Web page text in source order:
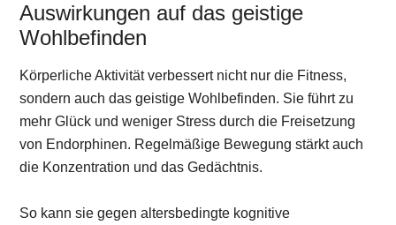
Auswirkungen auf das geistige
Wohlbefinden
Körperliche Aktivität verbessert nicht nur die Fitness,
sondern auch das geistige Wohlbefinden. Sie führt zu
mehr Glück und weniger Stress durch die Freisetzung
von Endorphinen. Regelmäßige Bewegung stärkt auch
die Konzentration und das Gedächtnis.
So kann sie gegen altersbedingte kognitive